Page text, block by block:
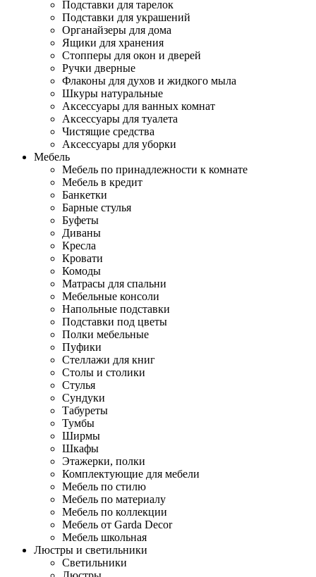
Подставки для тарелок
Подставки для украшений
Органайзеры для дома
Ящики для хранения
Стопперы для окон и дверей
Ручки дверные
Флаконы для духов и жидкого мыла
Шкуры натуральные
Аксессуары для ванных комнат
Аксессуары для туалета
Чистящие средства
Аксессуары для уборки
Мебель
Мебель по принадлежности к комнате
Мебель в кредит
Банкетки
Барные стулья
Буфеты
Диваны
Кресла
Кровати
Комоды
Матрасы для спальни
Мебельные консоли
Напольные подставки
Подставки под цветы
Полки мебельные
Пуфики
Стеллажи для книг
Столы и столики
Стулья
Сундуки
Табуреты
Тумбы
Ширмы
Шкафы
Этажерки, полки
Комплектующие для мебели
Мебель по стилю
Мебель по материалу
Мебель по коллекции
Мебель от Garda Decor
Мебель школьная
Люстры и светильники
Светильники